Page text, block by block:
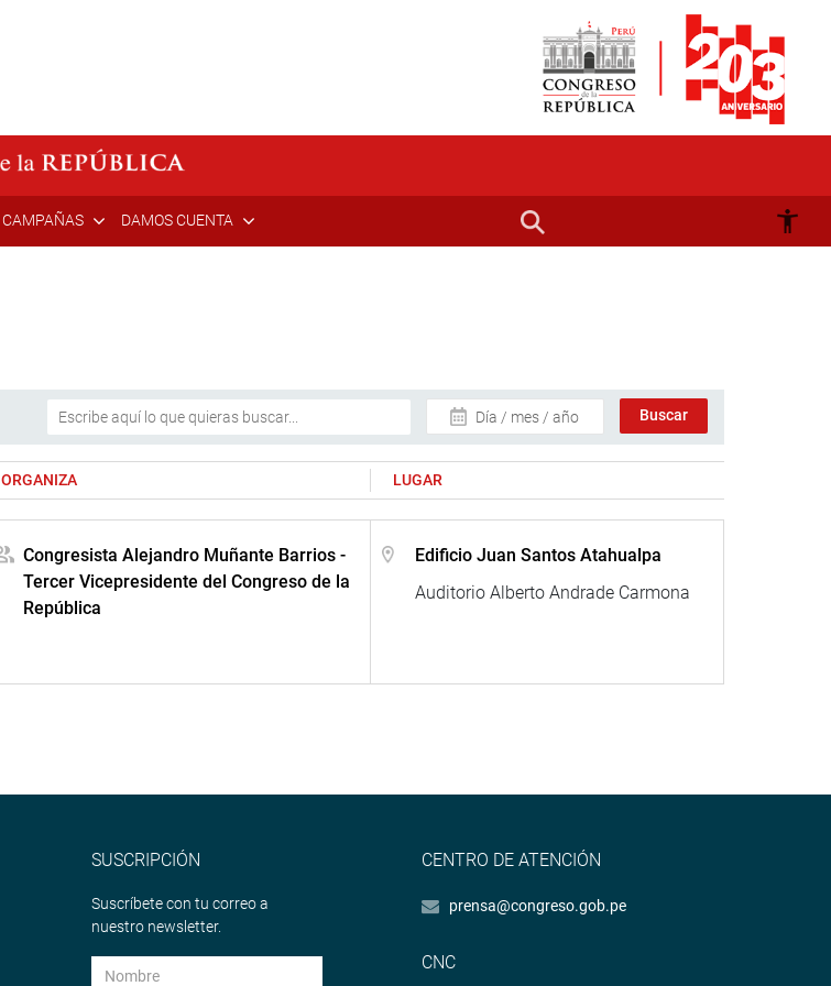
CAMPAÑAS DAMOS CUENTA
Día / mes / año
ORGANIZA LUGAR
Congresista Alejandro Muñante Barrios -
Tercer Vicepresidente del Congreso de la
República
Edificio Juan Santos Atahualpa
Auditorio Alberto Andrade Carmona
SUSCRIPCIÓN
Suscríbete con tu correo a
nuestro newsletter.
CENTRO DE ATENCIÓN
prensa@congreso.gob.pe
CNC